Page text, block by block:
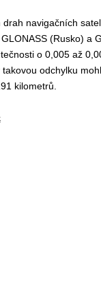
navigačních
(Rusko) a
o 0,005 až
odchylku
kilometrů.